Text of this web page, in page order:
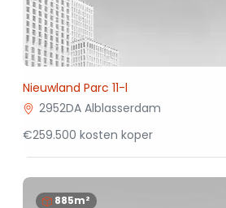
Nieuwland Parc 11-l
2952DA Alblasserdam
€259.500 kosten koper
885m²